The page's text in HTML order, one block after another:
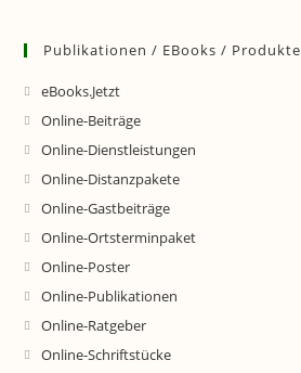
Publikationen / EBooks / Produkte
eBooks.Jetzt
Online-Beiträge
Online-Dienstleistungen
Online-Distanzpakete
Online-Gastbeiträge
Online-Ortsterminpaket
Online-Poster
Online-Publikationen
Online-Ratgeber
Online-Schriftstücke